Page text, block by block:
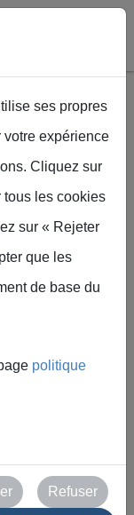
ses propres
votre expérience
Cliquez sur
tous les cookies
sur « Rejeter
que les
de base du
politique
Refuser